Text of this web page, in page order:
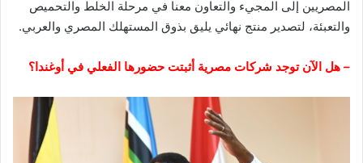
المصريين إلى المجيء والتعاون معنا في مرحلة الخلط والتحميص
والتعبئة، لتصدير منتج نهائي يليق بذوق المستهلك المصري والعربي.
– هل الآن توجد شركات مصرية أثبتت حضورها الفعلي في أوغندا؟